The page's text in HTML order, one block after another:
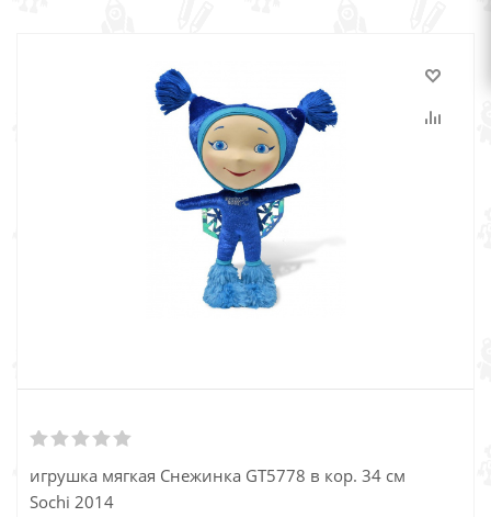
игрушка мягкая Снежинка GT5778 в кор. 34 см
Sochi 2014